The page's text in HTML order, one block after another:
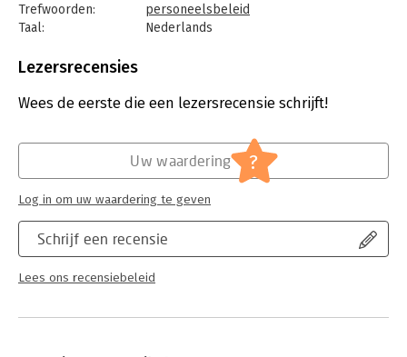
misverstanden. Op een heldere manier reikt dit boek inzichten
aan waar iedereen in een organisatie beter van wordt. Want
enige plek waar ze thuishoren: de jungle.
Trefwoorden:
personeelsbeleid
Taal:
Nederlands
Beveiliging:
Aantal pagina's:
119
Verschijningsdatum:
30-5-2017
Hoofdrubriek:
Lezersrecensies
Wees de eerste die een lezersrecensie schrijft!
Schrijf een recensie
Lees ons recensiebeleid
Uw waardering ?
Log in om uw waardering te geven